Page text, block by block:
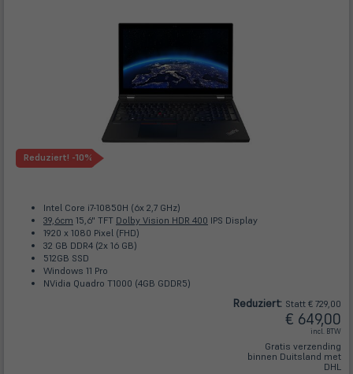
Reduziert! -10%
Intel Core i7-10850H (6x 2,7 GHz)
39,6cm 15,6" TFT Dolby Vision HDR 400 IPS Display
1920 x 1080 Pixel (FHD)
32 GB DDR4 (2x 16 GB)
512GB SSD
Windows 11 Pro
NVidia Quadro T1000 (4GB GDDR5)
Reduziert: Statt € 729,00
€ 649,00
incl. BTW
Gratis verzending
binnen Duitsland met
DHL